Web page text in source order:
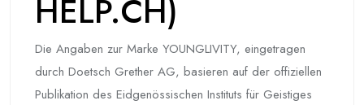
HELP.CH)
Die Angaben zur Marke YOUNGLIVITY, eingetragen
durch Doetsch Grether AG, basieren auf der offiziellen
Publikation des Eidgenössischen Instituts für Geistiges